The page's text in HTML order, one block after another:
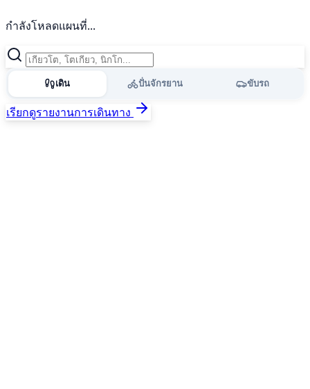
กำลังโหลดแผนที่...
เดิน ปั่นจักรยาน ขับรถ
เรียกดูรายงานการเดินทาง